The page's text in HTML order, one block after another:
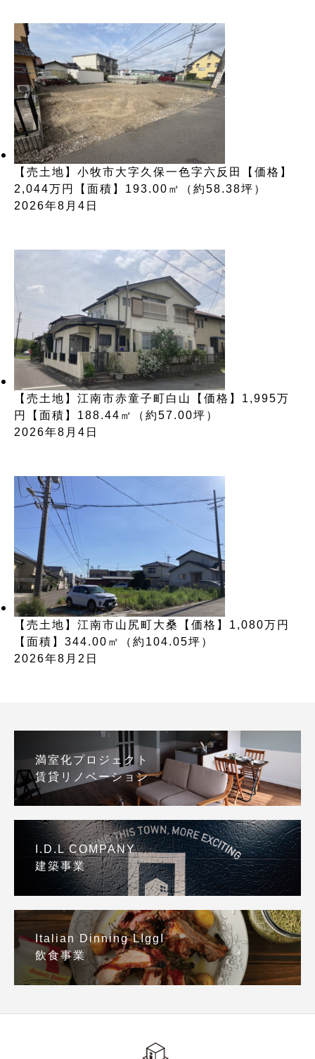
【売土地】小牧市大字久保一色字六反田【価格】
2,044万円【面積】193.00㎡（約58.38坪）
2026年8月4日
【売土地】江南市赤童子町白山【価格】1,995万
円【面積】188.44㎡（約57.00坪）
2026年8月4日
【売土地】江南市山尻町大桑【価格】1,080万円
【面積】344.00㎡（約104.05坪）
2026年8月2日
満室化プロジェクト
賃貸リノベーション
I.D.L COMPANY
建築事業
Italian Dinning LIggI
飲食事業